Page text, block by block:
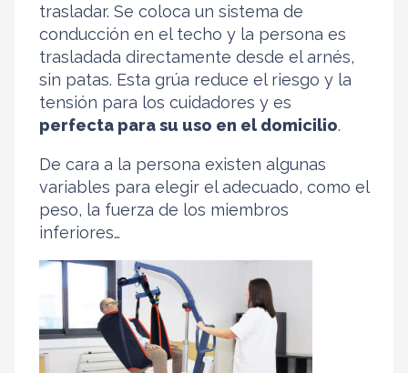
trasladar. Se coloca un sistema de
conducción en el techo y la persona es
trasladada directamente desde el arnés,
sin patas. Esta grúa reduce el riesgo y la
tensión para los cuidadores y es
perfecta para su uso en el domicilio.
De cara a la persona existen algunas
variables para elegir el adecuado, como el
peso, la fuerza de los miembros
inferiores…